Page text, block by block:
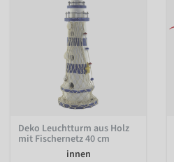
Deko Leuchtturm aus Holz
mit Fischernetz 40 cm
innen